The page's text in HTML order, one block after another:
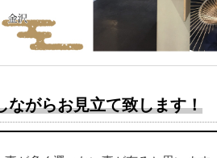
ながらお見立て致します！